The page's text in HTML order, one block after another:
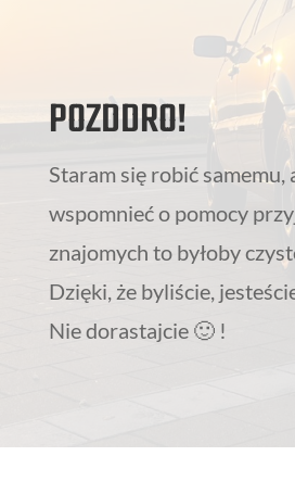
POZDDRO!
Staram się robić samemu,
wspomnieć o pomocy
znajomych to byłoby
Dzięki, że byliście,
Nie dorastajcie 🙂 !